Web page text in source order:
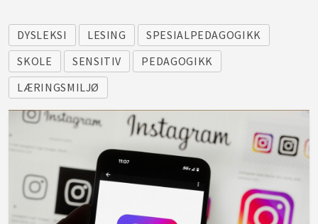
DYSLEKSI LESING
SPESIALPEDAGOGIKK
SKOLE
SENSITIV
PEDAGOGIKK
LÆRINGSMILJØ